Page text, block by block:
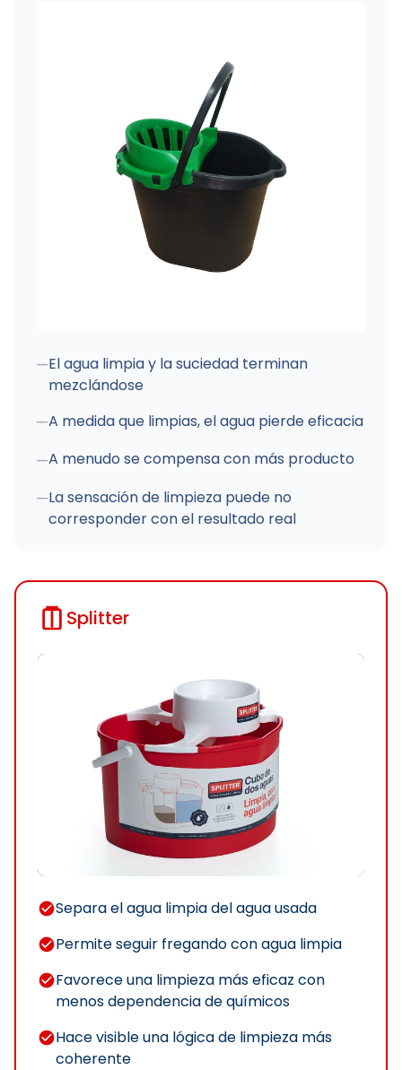
—El agua limpia y la suciedad terminan
mezclándose
—A medida que limpias, el agua pierde eficacia
—A menudo se compensa con más producto
—La sensación de limpieza puede no
corresponder con el resultado real
Splitter
Separa el agua limpia del agua usada
Permite seguir fregando con agua limpia
Favorece una limpieza más eficaz con
menos dependencia de químicos
Hace visible una lógica de limpieza más
coherente